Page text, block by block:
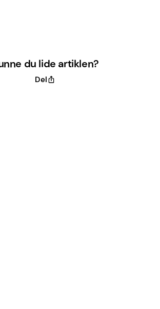
du lide artiklen?
Del